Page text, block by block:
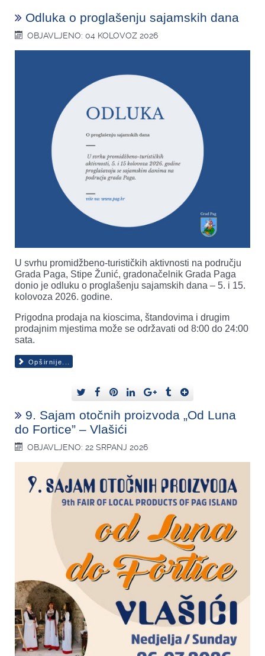
Odluka o proglašenju sajamskih dana
OBJAVLJENO: 04 KOLOVOZ 2026
U svrhu promidžbeno-turističkih aktivnosti na području
Grada Paga, Stipe Žunić, gradonačelnik Grada Paga
donio je odluku o proglašenju sajamskih dana – 5. i 15.
kolovoza 2026. godine.
Prigodna prodaja na kioscima, štandovima i drugim
prodajnim mjestima može se održavati od 8:00 do 24:00
sata.
Opširnije...
9. Sajam otočnih proizvoda „Od Luna
do Fortice” – Vlašići
OBJAVLJENO: 22 SRPANJ 2026